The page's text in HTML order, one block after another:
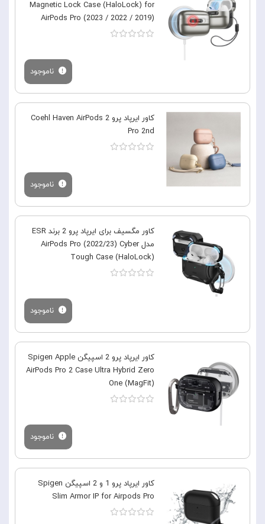
Magnetic Lock Case (HaloLock) for
AirPods Pro (2023 / 2022 / 2019)
ناموجود
کاور ایرپاد پرو 2 Coehl Haven AirPods
Pro 2nd
ناموجود
کاور مگسیف برای ایرپاد پرو 2 برند ESR
مدل AirPods Pro (2022/23) Cyber
Tough Case (HaloLock)
ناموجود
کاور ایرپاد پرو 2 اسپیگن Spigen Apple
AirPods Pro 2 Case Ultra Hybrid Zero
One (MagFit)
ناموجود
کاور ایرپاد پرو 1 و 2 اسپیگن Spigen
Slim Armor IP for Airpods Pro